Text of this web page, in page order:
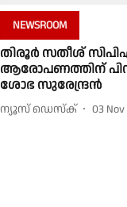
NEWSROOM
തിരൂർ സതീശ്
ആരോപണത്തിന്
ശോഭ സുരേന്ദ്രൻ
ന്യൂസ് ഡെസ്ക് 03